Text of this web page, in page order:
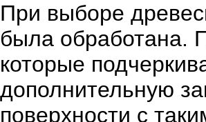
При выборе
была обработана.
которые
дополнительную
поверхности с